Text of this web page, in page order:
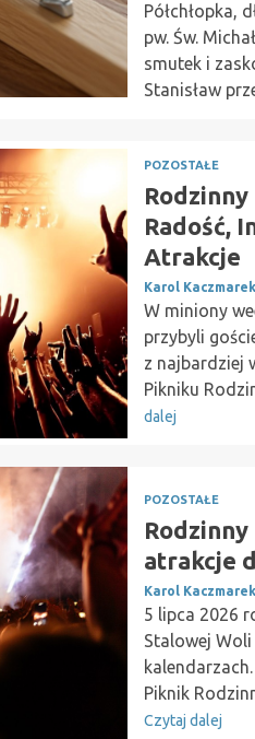
Półchłopka,
pw. Św.
smutek i
Stanisław
POZOSTAŁE
Radość,
Atrakcje
Karol Kaczmarek
W miniony
przybyli
z najbardziej
Pikniku
dalej
POZOSTAŁE
atrakcje
Karol Kaczmarek
5 lipca 2026
Stalowej
Piknik
Czytaj dalej